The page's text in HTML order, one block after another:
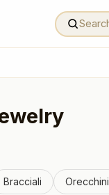
Bracciali Orecchini